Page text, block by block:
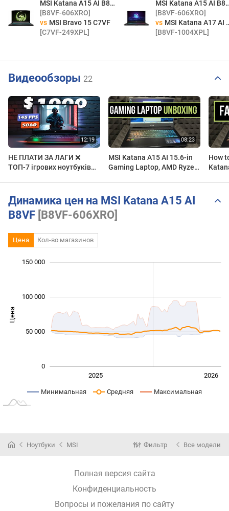
MSI Katana A15 AI B8VF
[B8VF-606XRO]
vs MSI Bravo 15 C7VF
[C7VF-249XPL]
MSI
[B8VF-606XRO]
vs MSI Katana A17 AI B8VF
[B8VF-1004XPL]
Видеообзоры 22
НЕ ПЛАТИ ЗА ЛАГИ ❌
ТОП-7 ігрових ноутбуків
MSI Katana A15 AI 15.6-in
Gaming Laptop, AMD Ryzen
How
Динамика цен на MSI Katana A15 AI
B8VF [B8VF-606XRO]
Цена Кол-во магазинов
Цена
0
150 000
100 000
50 000
2026
2025
Минимальная Средняя Максимальная
Ноутбуки MSI Фильтр Все модели
Полная версия сайта
Конфиденциальность
Вопросы и пожелания по сайту